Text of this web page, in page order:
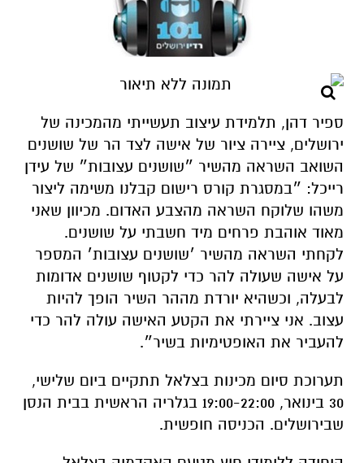
ספיר דהן, תלמידת עיצוב תעשייתי מהמכינה של
ירושלים, ציירה ציור של אישה לצד הר של שושנים
השואב השראה מהשיר ״שושנים עצובות״ של עידן
רייכל: ״במסגרת קורס רישום קבלנו משימה ליצור
משהו שלוקח השראה מהצבע האדום. מכיוון שאני
מאוד אוהבת פרחים מיד חשבתי על שושנים.
לקחתי השראה מהשיר ׳שושנים עצובות׳ המספר
על אישה שעולה להר כדי לקטוף שושנים אדומות
לבעלה, וכשהיא יורדת מההר השיר הופך להיות
עצוב. אני ציירתי את הקטע האישה עולה להר כדי
להעביר את האופטימיות בשיר״.
תערוכת סיום מכינות בצלאל תתקיים ביום שלישי,
30 בינואר, 19:00-22:00 בגלריה הראשית בבית הנסן
שבירושלים. הכניסה חופשית.